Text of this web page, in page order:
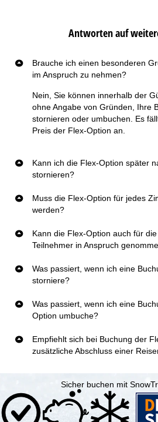
Antworten auf
Brauche ich einen besonderen
im Anspruch zu nehmen?
Nein, Sie können innerhalb der
ohne Angabe von Gründen, Ihre
stornieren oder umbuchen. Es
Preis der Flex-Option an.
Kann ich die Flex-Option später
stornieren?
Muss die Flex-Option für jedes
werden?
Kann die Flex-Option auch für
Teilnehmer in Anspruch
Was passiert, wenn ich eine
storniere?
Was passiert, wenn ich eine
Option umbuche?
Empfiehlt sich bei Buchung der
zusätzliche Abschluss einer
Sicher buchen mit